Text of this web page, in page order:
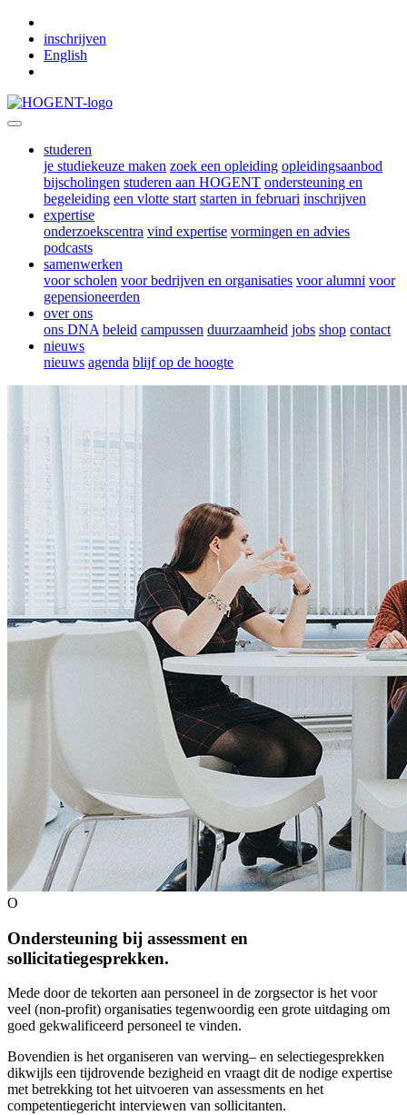
inschrijven
English
studeren
je studiekeuze maken zoek een opleiding opleidingsaanbod
bijscholingen studeren aan HOGENT ondersteuning en
begeleiding een vlotte start starten in februari inschrijven
expertise
onderzoekscentra vind expertise vormingen en advies
podcasts
samenwerken
voor scholen voor bedrijven en organisaties voor alumni voor
gepensioneerden
over ons
ons DNA beleid campussen duurzaamheid jobs shop contact
nieuws
nieuws agenda blijf op de hoogte
O
Ondersteuning bij assessment en
sollicitatiegesprekken.
Mede door de tekorten aan personeel in de zorgsector is het voor
veel (non-profit) organisaties tegenwoordig een grote uitdaging om
goed gekwalificeerd personeel te vinden.
Bovendien is het organiseren van werving– en selectiegesprekken
dikwijls een tijdrovende bezigheid en vraagt dit de nodige expertise
met betrekking tot het uitvoeren van assessments en het
competentiegericht interviewen van sollicitanten.